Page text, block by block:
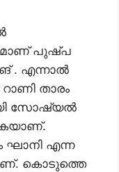
പുഷ്പ
. എന്നാൽ
താരം
സോഷ്യൽ
ഘാനി എന്ന
കൊടുത്തെ